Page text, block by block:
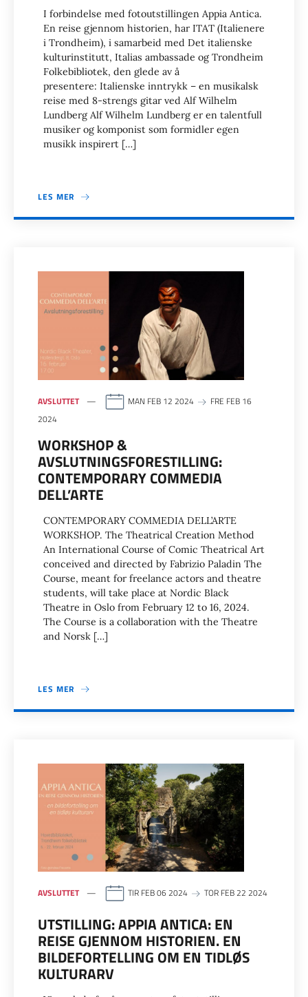
I forbindelse med fotoutstillingen Appia Antica.
En reise gjennom historien, har ITAT (Italienere
i Trondheim), i samarbeid med Det italienske
kulturinstitutt, Italias ambassade og Trondheim
Folkebibliotek, den glede av å
presentere: Italienske inntrykk – en musikalsk
reise med 8-strengs gitar ved Alf Wilhelm
Lundberg Alf Wilhelm Lundberg er en talentfull
musiker og komponist som formidler egen
musikk inspirert […]
LES MER
AVSLUTTET MAN FEB 12 2024
FRE FEB 16
2024
WORKSHOP &
AVSLUTNINGSFORESTILLING:
CONTEMPORARY COMMEDIA
DELL’ARTE
CONTEMPORARY COMMEDIA DELL’ARTE
WORKSHOP. The Theatrical Creation Method
An International Course of Comic Theatrical Art
conceived and directed by Fabrizio Paladin The
Course, meant for freelance actors and theatre
students, will take place at Nordic Black
Theatre in Oslo from February 12 to 16, 2024.
The Course is a collaboration with the Theatre
and Norsk […]
LES MER
AVSLUTTET TIR FEB 06 2024 TOR FEB 22 2024
UTSTILLING: APPIA ANTICA: EN
REISE GJENNOM HISTORIEN. EN
BILDEFORTELLING OM EN TIDLØS
KULTURARV